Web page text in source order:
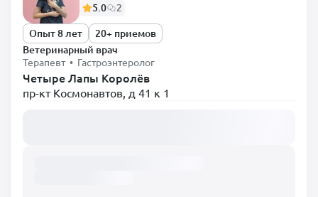
5.0
2
Опыт 8 лет
20+ приемов
Ветеринарный врач
Терапевт • Гастроэнтеролог
Четыре Лапы Королёв
пр-кт Космонавтов, д 41 к 1